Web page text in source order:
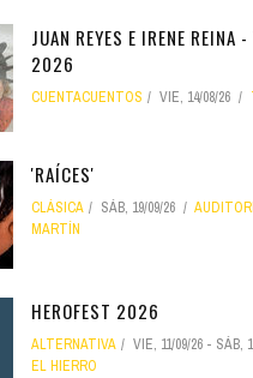
JUAN REYES E IRENE REINA
2026
CUENTACUENTOS VIE, 14/08/26
'RAÍCES'
CLÁSICA SÁB, 19/09/26
MARTÍN
HEROFEST 2026
ALTERNATIVA VIE, 11/09/26 - SÁB,
EL HIERRO